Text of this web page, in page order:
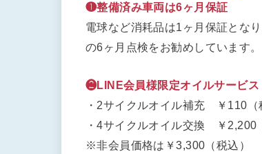
❶整備済み車両は6ヶ月保証
電球など消耗品は1ヶ月保証とな
の6ヶ月点検をお勧めしています。
❷LINE会員様限定オイルサービス
・2サイクルオイル補充 ￥110（
・4サイクルオイル交換 ￥2,200
※非会員価格は￥3,300（税込）